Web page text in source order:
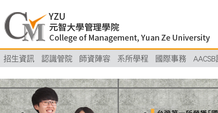
招生資訊 認識管院 師資陣容 系所學程 國際事務